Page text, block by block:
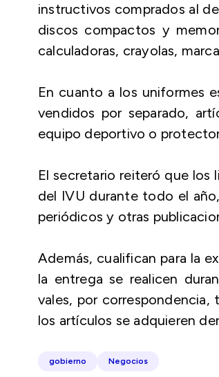
instructivos comprados al
discos compactos y
calculadoras, crayolas,
En cuanto a los uniformes
vendidos por separado,
equipo deportivo o
El secretario reiteró que los
del IVU durante todo el
periódicos y otras
Además, cualifican para la
la entrega se realicen
vales, por
los artículos se adquieren
gobierno Negocios